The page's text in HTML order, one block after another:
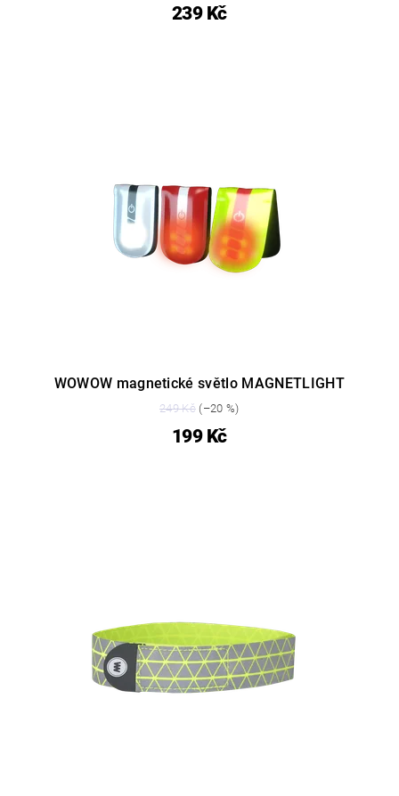
239 Kč
WOWOW magnetické světlo MAGNETLIGHT
249 Kč(–20 %)
199 Kč